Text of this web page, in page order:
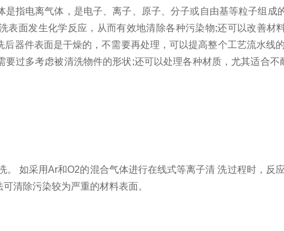
指电离气体，是电子、离子、原子、分子或自由基等粒子组
表面发生化学反应，从而有效地清除各种污染物;还可以改善材
器件表面是干燥的，不需要再处理，可以提高整个工艺流水线
过多考虑被清洗物件的形状;还可以处理各种材质，尤其适合
如采用Ar和O2的混合气体进行在线式等离子清 洗过程时，反
清除污染较为严重的材料表面。